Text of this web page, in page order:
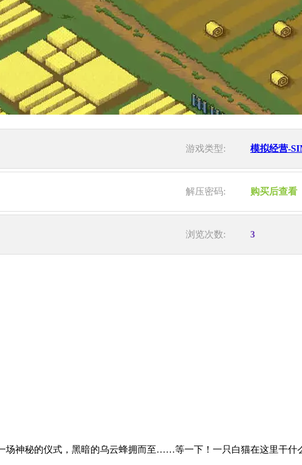
游戏类型: 模拟经营-
解压密码: 购买后查看
浏览次数: 3
场神秘的仪式，黑暗的乌云蜂拥而至……等一下！一只白猫在这里干什